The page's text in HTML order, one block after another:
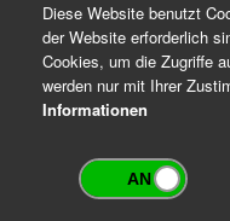
Diese Website benutzt
der Website erforderlich
Cookies, um die Zugriffe
werden nur mit Ihrer
Informationen